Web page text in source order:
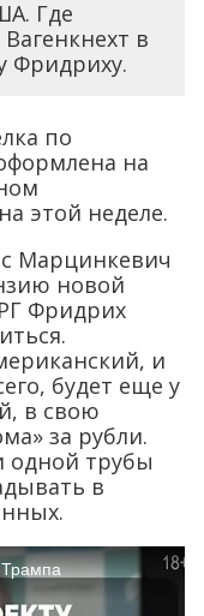
Где
в
Фридриху.
по
на
этой неделе.
Марцинкевич
новой
Фридрих
и
будет еще у
в свою
за рубли.
одной трубы
в